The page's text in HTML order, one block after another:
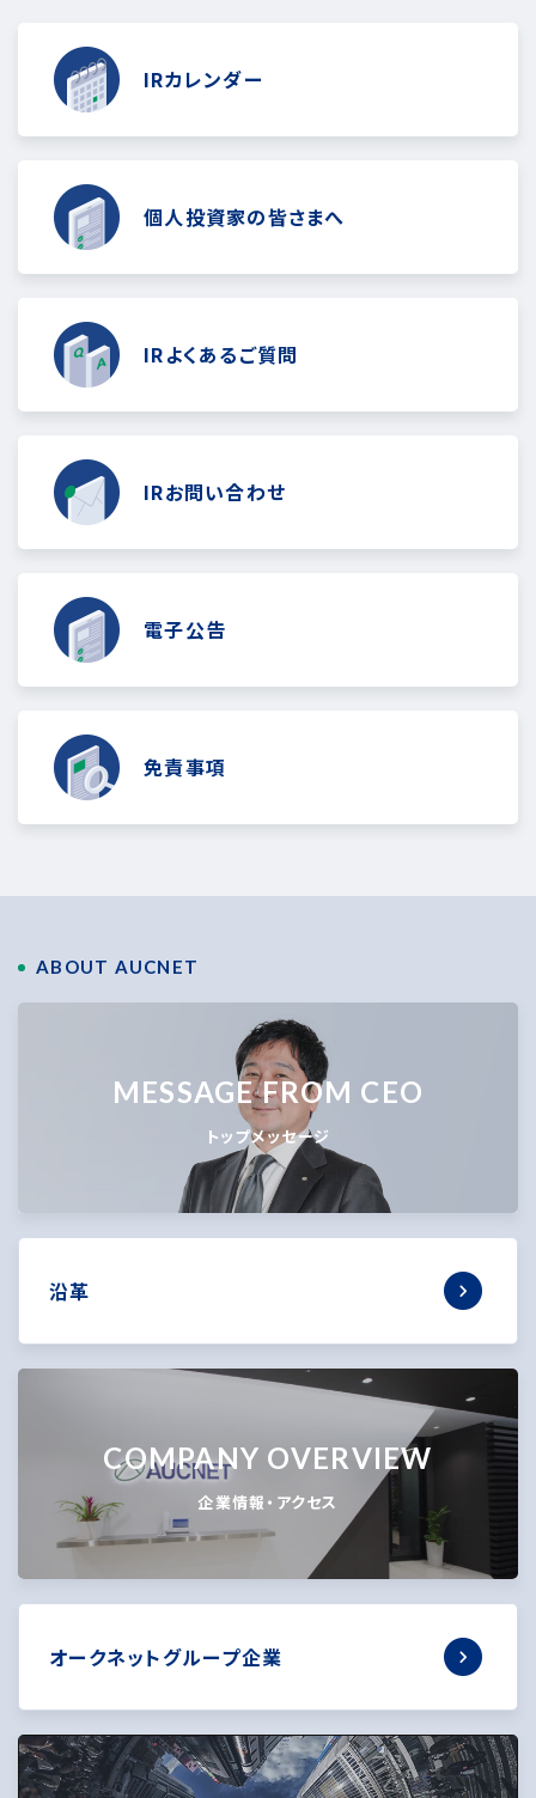
IRカレンダー
個人投資家の皆さまへ
IRよくあるご質問
IRお問い合わせ
電子公告
免責事項
ABOUT AUCNET
MESSAGE FROM CEO
トップメッセージ
沿革
COMPANY OVERVIEW
企業情報・アクセス
オークネットグループ企業